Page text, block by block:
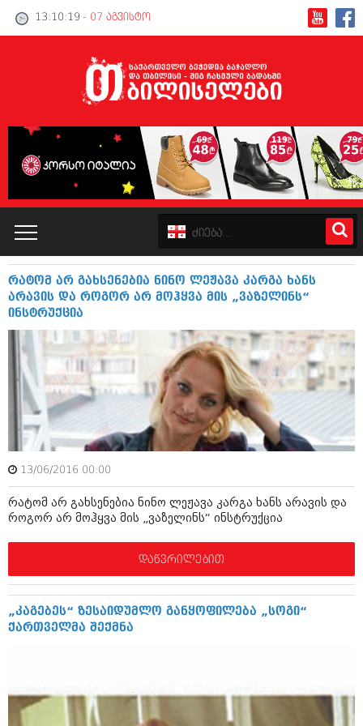
13:10:19 - 07 აგვისტო
პოლიტიკა
ინტერვიუები
ამბები
მოდი, ვილაპარაკოთ
რელიგია
კადრს მიღმა
კატალოგი
ინტერვიუები
ამბები
საზოგადოება
მოდი, ვილაპარაკოთ
მოდა + დიზაინი
რელიგია
სპორტი
კადრს მიღმა
ბელადები
რატომ არ გახსენებია ნინო ლეჟავა კარგა ხანს
არავის და როგორ არ მოჰყვა მის „ვაზელინს“
ინსტრუქცია
13/06/2016 00:00
რატომ არ გახსენებია ნინო ლეჟავა კარგა ხანს არავის და
როგორ არ მოჰყვა მის „ვაზელინს“ ინსტრუქცია
დაწვრილებით
„კაგებეს“ ზესაიდუმლო განყოფილება „სოგი“
ქართველმა შექმნა